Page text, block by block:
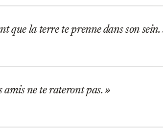
que la terre te prenne dans son sein.
amis ne te rateront pas.